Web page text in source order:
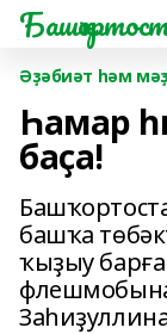
Әҙәбиәт һәм
Һамар
баҫа!
башҡа
ҡыҙыу